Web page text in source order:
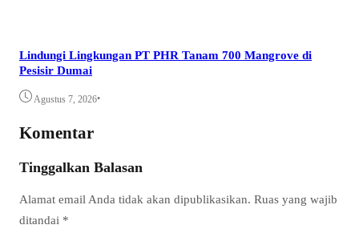
Lindungi Lingkungan PT PHR Tanam 700 Mangrove di
Pesisir Dumai
Agustus 7, 2026•
Komentar
Tinggalkan Balasan
Alamat email Anda tidak akan dipublikasikan. Ruas yang wajib
ditandai *